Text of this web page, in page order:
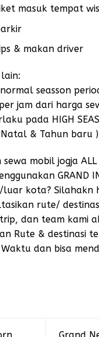
masuk tempat
& makan driver
seasson
jam dari harga
pada HIGH
& Tahun baru )
mobil jogja ALL
GRAND
kota? Silahakn
rute/
dan team kami
Rute & destinasi
dan bisa